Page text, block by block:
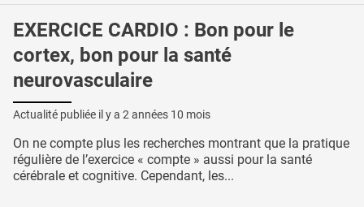
EXERCICE CARDIO : Bon pour le
cortex, bon pour la santé
neurovasculaire
Actualité publiée il y a 2 années 10 mois
On ne compte plus les recherches montrant que la pratique
régulière de l’exercice « compte » aussi pour la santé
cérébrale et cognitive. Cependant, les...